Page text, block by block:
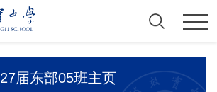
27届东部05班主页